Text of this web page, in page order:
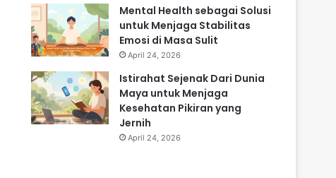
Mental Health sebagai Solusi
untuk Menjaga Stabilitas
Emosi di Masa Sulit
April 24, 2026
Istirahat Sejenak Dari Dunia
Maya untuk Menjaga
Kesehatan Pikiran yang
Jernih
April 24, 2026